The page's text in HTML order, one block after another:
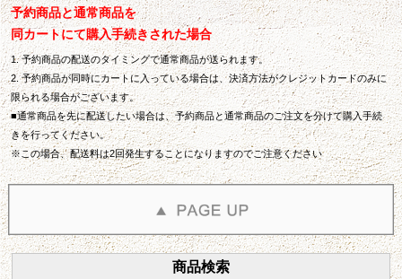
予約商品と通常商品を
同カートにて購入手続きされた場合
1. 予約商品の配送のタイミングで通常商品が送られます。
2. 予約商品が同時にカートに入っている場合は、決済方法がクレジットカードのみに
限られる場合がございます。
■通常商品を先に配送したい場合は、予約商品と通常商品のご注文を分けて購入手続
きを行ってください。
※この場合、配送料は2回発生することになりますのでご注意ください
商品検索